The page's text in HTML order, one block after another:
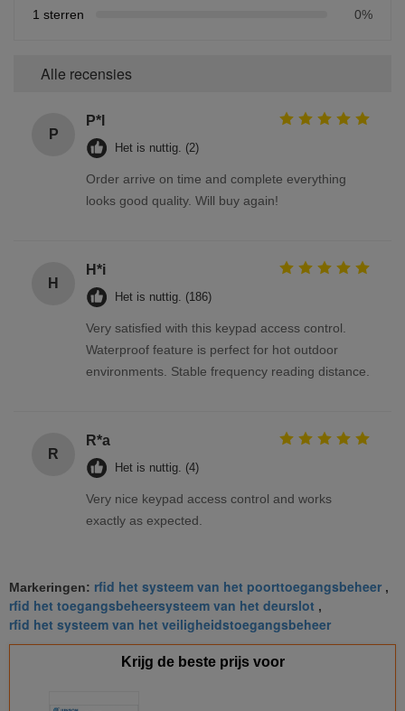
1 sterren
0%
Alle recensies
P
P*l
Het is nuttig. (2)
Order arrive on time and complete everything
looks good quality. Will buy again!
H
H*i
Het is nuttig. (186)
Very satisfied with this keypad access control.
Waterproof feature is perfect for hot outdoor
environments. Stable frequency reading distance.
R
R*a
Het is nuttig. (4)
Very nice keypad access control and works
exactly as expected.
Markeringen: rfid het systeem van het poorttoegangsbeheer ,
rfid het toegangsbeheersysteem van het deurslot ,
rfid het systeem van het veiligheidstoegangsbeheer
Krijg de beste prijs voor